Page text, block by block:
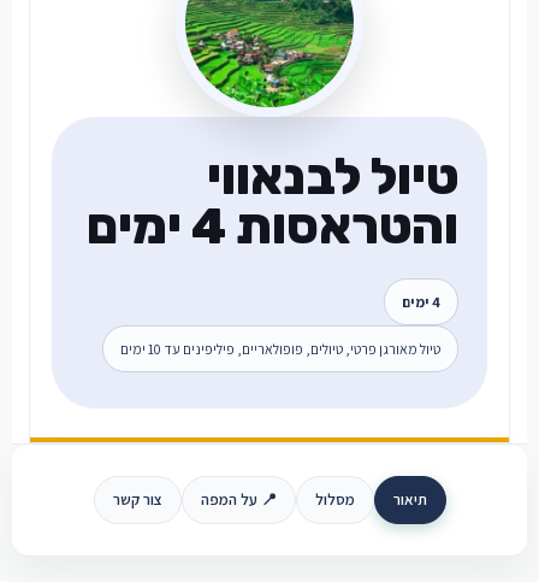
טיול לבנאווי
והטראסות 4 ימים
4 ימים
טיול מאורגן פרטי, טיולים, פופולאריים, פיליפינים עד 10 ימים
תיאור מסלול 📍 על המפה צור קשר